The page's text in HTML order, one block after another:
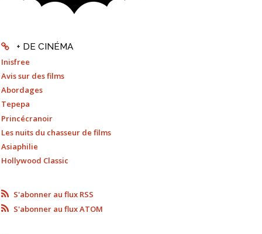
+ DE CINÉMA
Inisfree
Avis sur des films
Abordages
Tepepa
Princécranoir
Les nuits du chasseur de films
Asiaphilie
Hollywood Classic
S'abonner au flux RSS
S'abonner au flux ATOM